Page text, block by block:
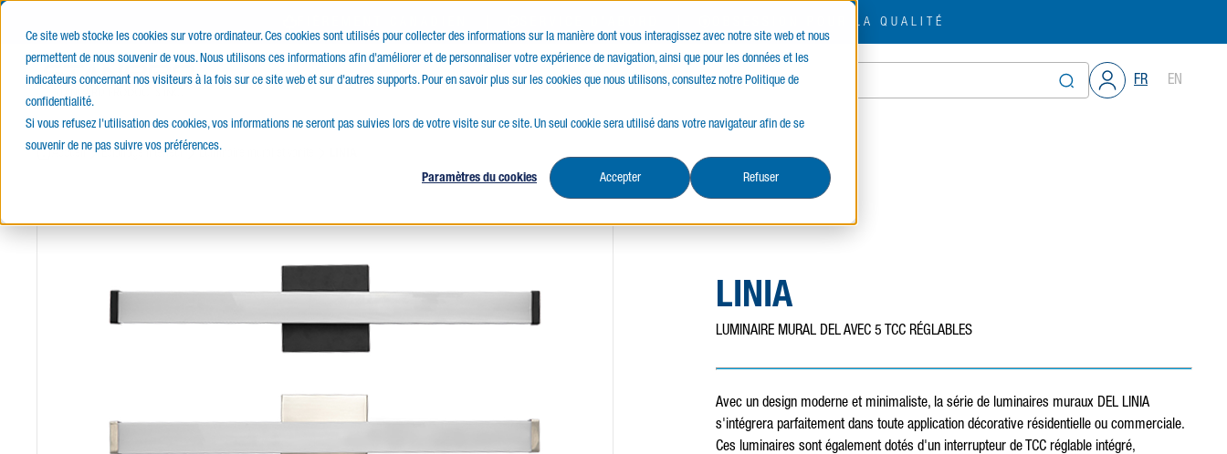
Ce site web stocke les cookies sur votre ordinateur. Ces cookies sont utilisés pour collecter des informations sur la manière dont vous interagissez avec notre site web et nous
permettent de nous souvenir de vous. Nous utilisons ces informations afin d'améliorer et de personnaliser votre expérience de navigation, ainsi que pour les données et les
indicateurs concernant nos visiteurs à la fois sur ce site web et sur d'autres supports. Pour en savoir plus sur les cookies que nous utilisons, consultez notre Politique de
confidentialité.
Si vous refusez l'utilisation des cookies, vos informations ne seront pas suivies lors de votre visite sur ce site. Un seul cookie sera utilisé dans votre navigateur afin de se
souvenir de ne pas suivre vos préférences.
Paramètres du cookies Accepter Refuser
OBSESSION POUR LA QUALITÉ
E-Catalogue Produits Services Ressources FR EN
Accueil Éclairage intérieur Luminaire mural et vanité
LINIA
LUMINAIRE MURAL DEL AVEC 5 TCC RÉGLABLES
Avec un design moderne et minimaliste, la série de luminaires muraux DEL LINIA
s'intégrera parfaitement dans toute application décorative résidentielle ou commerciale.
Ces luminaires sont également dotés d'un interrupteur de TCC réglable intégré,